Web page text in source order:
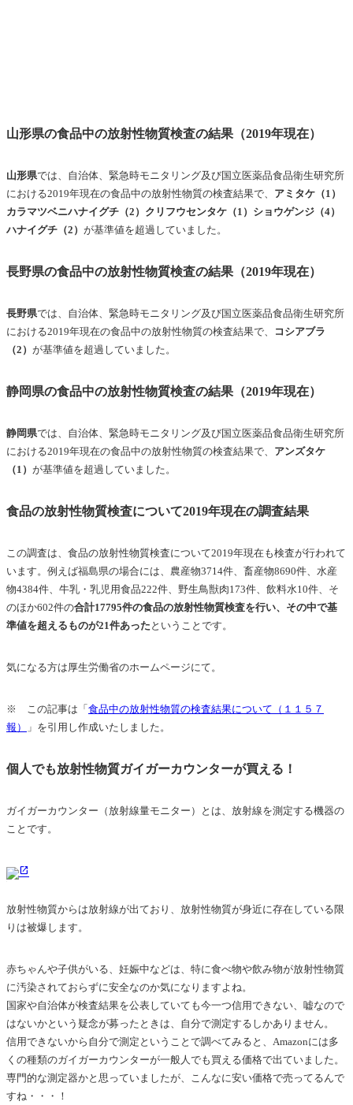
山形県の食品中の放射性物質検査の結果（2019年現在）
山形県では、自治体、緊急時モニタリング及び国立医薬品食品衛生研究所
における2019年現在の食品中の放射性物質の検査結果で、 アミタケ（1）
カラマツベニハナイグチ（2）クリフウセンタケ（1）ショウゲンジ（4）
ハナイグチ（2） が基準値を超過していました。
長野県の食品中の放射性物質検査の結果（2019年現在）
長野県では、自治体、緊急時モニタリング及び国立医薬品食品衛生研究所
における2019年現在の食品中の放射性物質の検査結果で、
コシアブラ
（2） が基準値を超過していました。
静岡県の食品中の放射性物質検査の結果（2019年現在）
静岡県では、自治体、緊急時モニタリング及び国立医薬品食品衛生研究所
における2019年現在の食品中の放射性物質の検査結果で、 アンズタケ
（1） が基準値を超過していました。
食品の放射性物質検査について2019年現在の調査結果
この調査は、食品の放射性物質検査について2019年現在も検査が行われて
います。例えば福島県の場合には、農産物3714件、畜産物8690件、水産
物4384件、牛乳・乳児用食品222件、野生鳥獣肉173件、飲料水10件、そ
のほか602件の合計17795件の食品の放射性物質検査を行い、その中で基
準値を超えるものが21件あった ということです。
気になる方は厚生労働省のホームページにて。
※ この記事は「 食品中の放射性物質の検査結果について（１１５７
報）
」を引用し作成いたしました。
個人でも放射性物質ガイガーカウンターが買える！
ガイガーカウンター（放射線量モニター ）とは、放射線を測定する機器の
ことです。
放射性物質からは放射線が出ており、放射性物質が身近に存在している限
りは被爆します。
赤ちゃんや子供がいる、妊娠中などは、特に食べ物や飲み物が放射性物質
に汚染されておらずに安全なのか気になりますよね。
国家や自治体が検査結果を公表していても今一つ信用できない、嘘なので
はないかという疑念が募ったときは、自分で測定するしかありません。
信用できないから自分で測定ということで調べてみると、Amazonには多
くの種類のガイガーカウンターが一般人でも買える価格で出ていました。
専門的な測定器かと思っていましたが、こんなに安い価格で売ってるんで
すね・・・！